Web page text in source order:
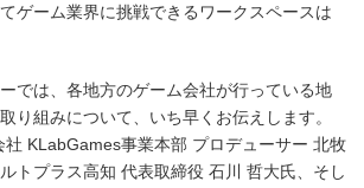
ゲーム業界に挑戦できるワークスペースは
では、各地方のゲーム会社が行っている地
り組みについて、いち早くお伝えします。
KLabGames事業本部 プロデューサー 北牧
トプラス高知 代表取締役 石川 哲大氏、そし